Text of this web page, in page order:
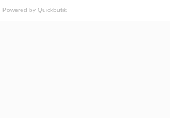
Powered by Quickbutik